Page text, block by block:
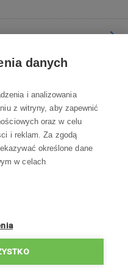
danych
i analizowania
z witryny, aby zapewnić
oraz w celu
i reklam. Za zgodą
określone dane
w celach